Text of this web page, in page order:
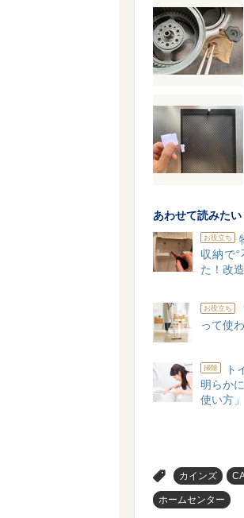
あわせて読みたい
お役立ち
収納で
た！改
お役立ち
って使
掃除
ト
明らか
使い方」
カインズ
ホームセンター